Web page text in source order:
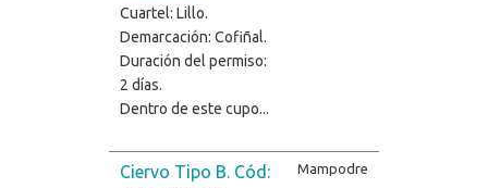
Cuartel: Lillo.
Demarcación: Cofiñal.
Duración del permiso:
2 días.
Dentro de este cupo...
Ciervo Tipo B. Cód:
Mampodre